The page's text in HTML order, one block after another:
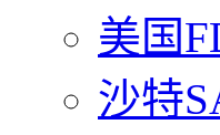
美国
沙特